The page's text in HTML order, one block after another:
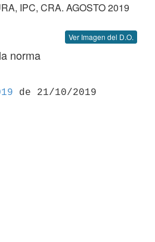
IPC, CRA. AGOSTO 2019
Ver Imagen del D.O.
norma